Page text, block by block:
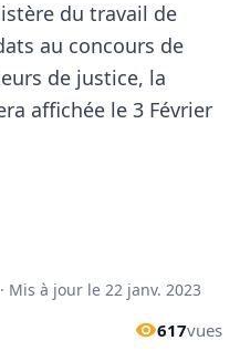
du travail de
au concours de
de justice, la
affichée le 3 Février
· Mis à jour le 22 janv. 2023
617vues